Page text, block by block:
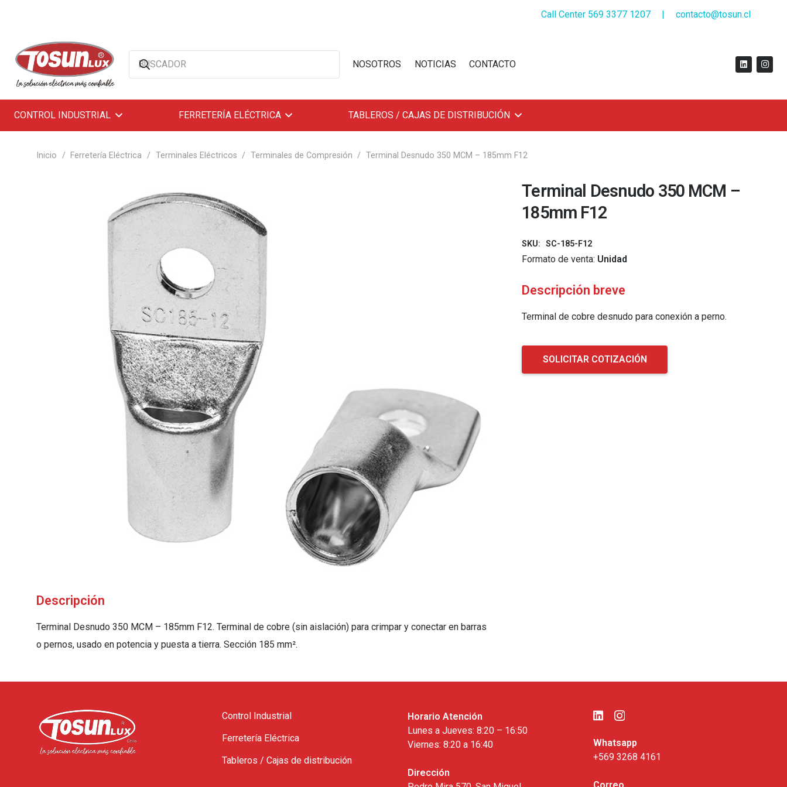
Call Center 569 3377 1207 | contacto@tosun.cl
NOSOTROS NOTICIAS CONTACTO
CONTROL INDUSTRIAL FERRETERÍA ELÉCTRICA TABLEROS / CAJAS DE DISTRIBUCIÓN
Inicio / Ferretería Eléctrica / Terminales Eléctricos / Terminales de Compresión / Terminal Desnudo 350 MCM – 185mm F12
Descripción
Terminal Desnudo 350 MCM – 185mm F12. Terminal de cobre (sin aislación) para crimpar y conectar en barras
o pernos, usado en potencia y puesta a tierra. Sección 185 mm².
Terminal Desnudo 350 MCM –
185mm F12
SKU: SC-185-F12
Formato de venta: Unidad
Descripción breve
Terminal de cobre desnudo para conexión a perno.
SOLICITAR COTIZACIÓN
Control Industrial
Ferretería Eléctrica
Tableros / Cajas de distribución
Horario Atención
Lunes a Jueves: 8:20 – 16:50
Viernes: 8:20 a 16:40
Dirección
Whatsapp
+569 3268 4161